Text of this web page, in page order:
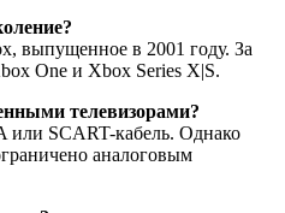
выпущенное в 2001 году. За
One и Xbox Series X|S.
телевизорами?
или SCART-кабель. Однако
аналоговым